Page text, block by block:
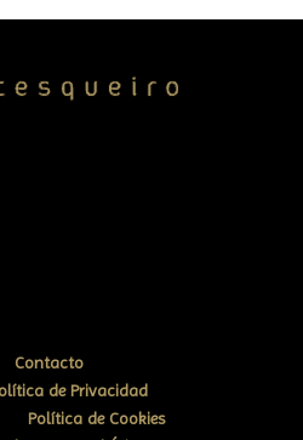
Contacto
de Privacidad
Política de Cookies